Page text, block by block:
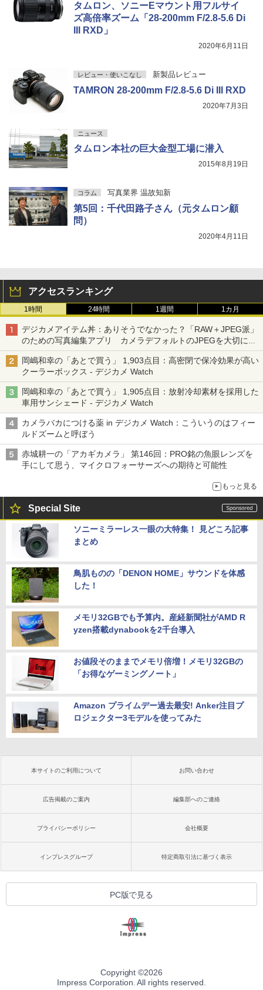
タムロン、ソニーEマウント用フルサイ
ズ高倍率ズーム「28-200mm F/2.8-5.6 Di
III RXD」
2020年6月11日
レビュー・使いこなし 新製品レビュー
TAMRON 28-200mm F/2.8-5.6 Di III RXD
2020年7月3日
ニュース
タムロン本社の巨大金型工場に潜入
2015年8月19日
コラム 写真業界 温故知新
第5回：千代田路子さん（元タムロン顧
問）
2020年4月11日
アクセスランキング
1時間 24時間 1週間 1カ月
デジカメアイテム丼：ありそうでなかった？「RAW＋JPEG派」
のための写真編集アプリ カメラデフォルトのJPEGを大切にす
る「Filmator」
岡嶋和幸の「あとで買う」 1,903点目：高密閉で保冷効果が高い
クーラーボックス - デジカメ Watch
岡嶋和幸の「あとで買う」 1,905点目：放射冷却素材を採用した
車用サンシェード - デジカメ Watch
カメラバカにつける薬 in デジカメ Watch：こういうのはフィー
ルドズームと呼ぼう
赤城耕一の「アカギカメラ」 第146回：PRO銘の魚眼レンズを
手にして思う、マイクロフォーサーズへの期待と可能性
もっと見る
Special Site
ソニーミラーレス一眼の大特集！ 見どころ記事
まとめ
鳥肌ものの「DENON HOME」サウンドを体感
した！
メモリ32GBでも予算内。産経新聞社がAMD R
yzen搭載dynabookを2千台導入
お値段そのままでメモリ倍増！メモリ32GBの
「お得なゲーミングノート」
Amazon プライムデー過去最安! Anker注目プ
ロジェクター3モデルを使ってみた
本サイトのご利用について お問い合わせ
広告掲載のご案内 編集部へのご連絡
プライバシーポリシー 会社概要
インプレスグループ 特定商取引法に基づく表示
PC版で見る
Copyright ©2026
Impress Corporation. All rights reserved.